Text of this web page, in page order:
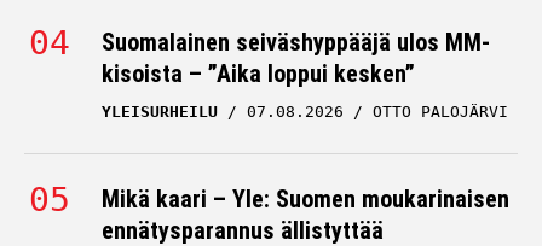
Suomalainen seiväshyppääjä ulos MM-
kisoista – ”Aika loppui kesken”
YLEISURHEILU 07.08.2026 OTTO PALOJÄRVI
Mikä kaari – Yle: Suomen moukarinaisen
ennätysparannus ällistyttää